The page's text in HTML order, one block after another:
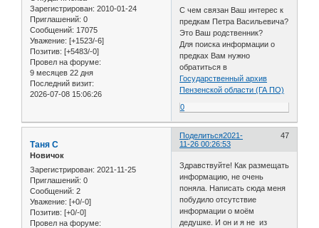
Зарегистрирован: 2010-01-24
Приглашений: 0
Сообщений: 17075
Уважение: [+1523/-6]
Позитив: [+5483/-0]
Провел на форуме:
9 месяцев 22 дня
Последний визит:
2026-07-08 15:06:26
С чем связан Ваш интерес к
предкам Петра Васильевича?
Это Ваш родственник?
Для поиска информации о
предках Вам нужно
обратиться в
Государственный архив
Пензенской области (ГА ПО)
0
Поделиться 47
2021-
11-26 00:26:53
Таня С
Новичок
Зарегистрирован: 2021-11-25
Приглашений: 0
Сообщений: 2
Уважение: [+0/-0]
Позитив: [+0/-0]
Провел на форуме:
Здравствуйте! Как размещать
информацию, не очень
поняла. Написать сюда меня
побудило отсутствие
информации о моём
дедушке. И он и я не из